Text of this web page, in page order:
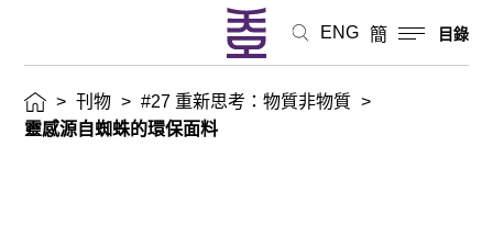
ENG 簡 目錄
> 刊物 > #27 重新思考：物質非物質 >
靈感源自蜘蛛的環保面料